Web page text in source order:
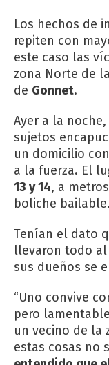
Los hechos de
repiten con
este caso las
zona Norte de
de Gonnet.
Ayer a la
sujetos
un domicilio
a la fuerza. El
13 y 14, a
boliche bailable.
Tenían el dato
llevaron todo
sus dueños se
“Uno convive
pero
un vecino de la
estas cosas no